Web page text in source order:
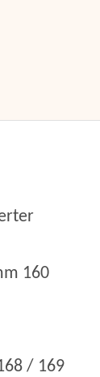
160
/ 169